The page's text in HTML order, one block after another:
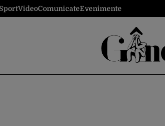
VideoComunicateEvenimente